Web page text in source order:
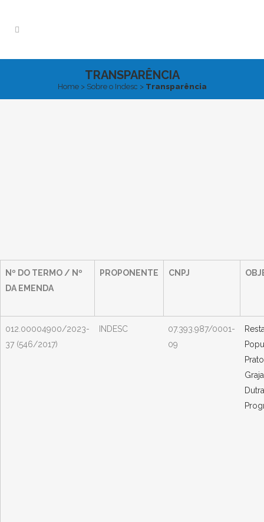
TRANSPARÊNCIA
Home> Sobre o Indesc > Transparência
Nº DO TERMO / Nº
DA EMENDA
PROPONENTE CNPJ
012.00004900/2023-
37 (546/2017)
INDESC
07.393.987/0001-
09